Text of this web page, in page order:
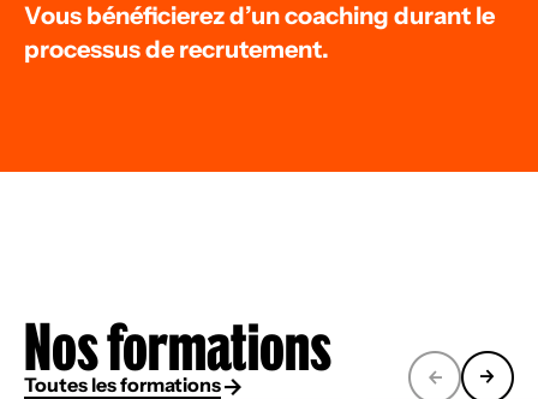
Vous bénéficierez d’un coaching durant le
processus de recrutement.
Nos formations
Toutes les formations